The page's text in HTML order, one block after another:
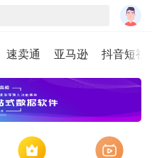
速卖通 亚马逊 抖音短视